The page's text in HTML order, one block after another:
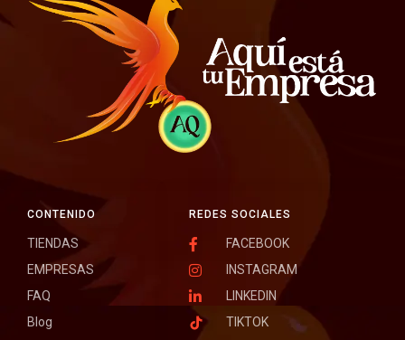
REDES SOCIALES
FACEBOOK
INSTAGRAM
LINKEDIN
TIKTOK
CONTENIDO
TIENDAS
EMPRESAS
FAQ
Blog